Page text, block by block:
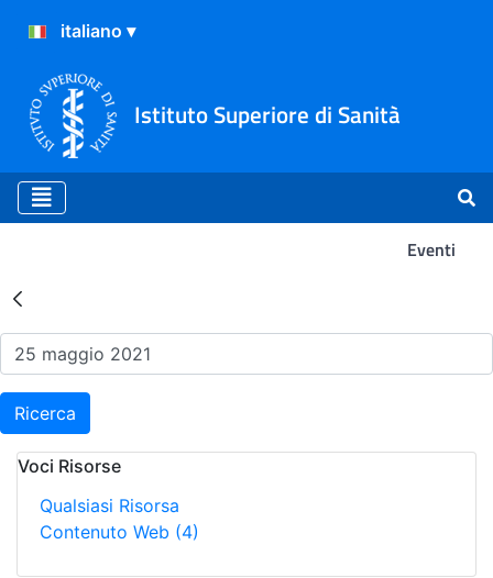
Istituto Superiore di Sanità
Eventi
Risultati della Ricerca -
Ricerca
Voci Risorse
Qualsiasi Risorsa
Contenuto Web (4)